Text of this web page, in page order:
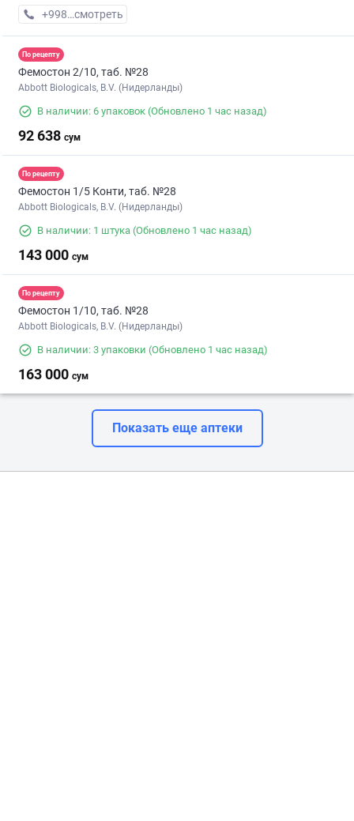
+998 (93) XXX-XX-XX
смотреть
По рецепту
Фемостон 2/10, таб. №28
Abbott Biologicals, B.V. (Нидерланды)
В наличии: 6 упаковок (Обновлено 1 час назад)
92 638 сум
По рецепту
Фемостон 1/5 Конти, таб. №28
Abbott Biologicals, B.V. (Нидерланды)
В наличии: 1 штука (Обновлено 1 час назад)
143 000 сум
По рецепту
Фемостон 1/10, таб. №28
Abbott Biologicals, B.V. (Нидерланды)
В наличии: 3 упаковки (Обновлено 1 час назад)
163 000 сум
Показать еще аптеки